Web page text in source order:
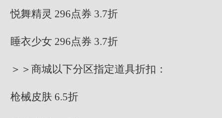
悦舞精灵 296点券 3.7折
睡衣少女 296点券 3.7折
＞＞商城以下分区指定道具折扣：
枪械皮肤 6.5折